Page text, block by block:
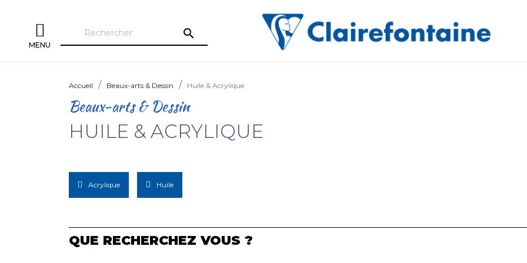
MENU
search
Accueil Beaux-arts & Dessin Huile & Acrylique
Beaux-arts & Dessin
HUILE & ACRYLIQUE
Acrylique Huile
QUE RECHERCHEZ VOUS ?